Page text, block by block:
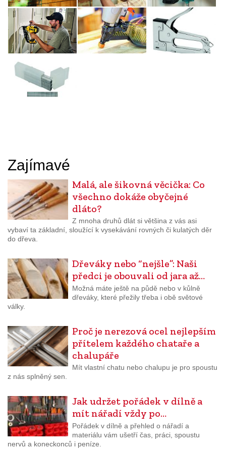
Zajímavé
Malá, ale šikovná věcička: Co
všechno dokáže obyčejné
dláto?
Z mnoha druhů dlát si většina z vás asi
vybaví ta základní, sloužící k vysekávání rovných či kulatých děr
do dřeva.
Dřeváky nebo “nejšle”: Naši
předci je obouvali od jara až…
Možná máte ještě na půdě nebo v kůlně
dřeváky, které přežily třeba i obě světové
války.
Proč je nerezová ocel nejlepším
přítelem každého chataře a
chalupáře
Mít vlastní chatu nebo chalupu je pro spoustu
z nás splněný sen.
Jak udržet pořádek v dílně a
mít nářadí vždy po…
Pořádek v dílně a přehled o nářadí a
materiálu vám ušetří čas, práci, spoustu
nervů a koneckonců i peníze.